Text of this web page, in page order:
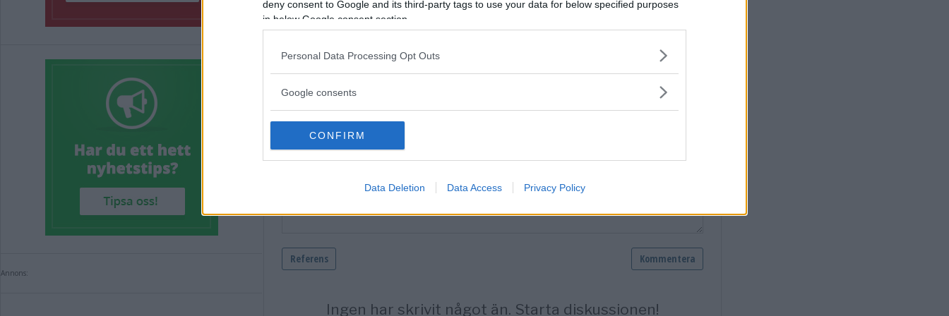
deny consent to Google and its third-party tags to use your data for below specified purposes
in below Google consent section.
Personal Data Processing Opt Outs
Google consents
CONFIRM
Data Deletion Data Access Privacy Policy
Annons:
Kommentarerna nedan omfattas inte av utgivningsbeviset för www.dagensvastervik.se.